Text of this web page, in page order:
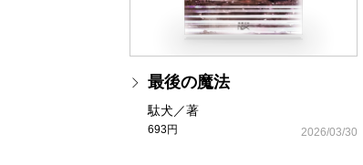
最後の魔法
駄犬／著
693円 2026/03/30